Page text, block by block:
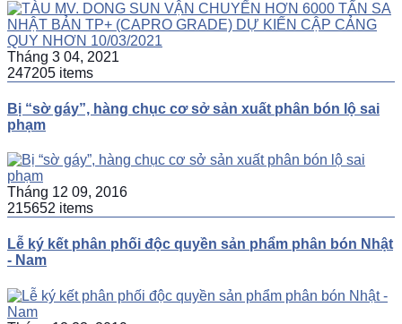
Tháng 3 04, 2021
247205 items
Bị “sờ gáy”, hàng chục cơ sở sản xuất phân bón lộ sai
phạm
Tháng 12 09, 2016
215652 items
Lễ ký kết phân phối độc quyền sản phẩm phân bón Nhật
- Nam